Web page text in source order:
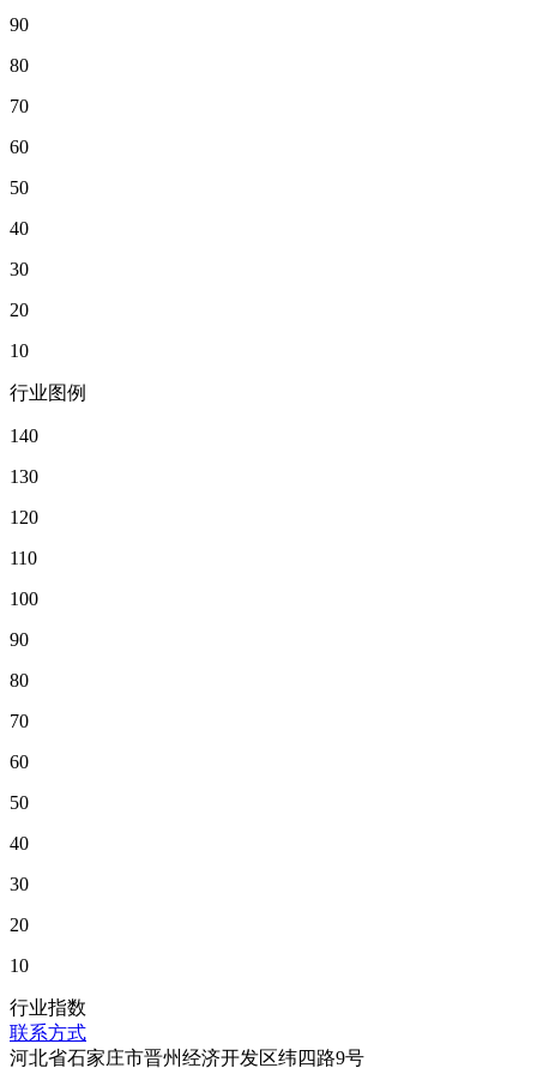
90
80
70
60
50
40
30
20
10
行业图例
140
130
120
110
100
90
80
70
60
50
40
30
20
10
行业指数
联系方式
河北省石家庄市晋州经济开发区纬四路9号